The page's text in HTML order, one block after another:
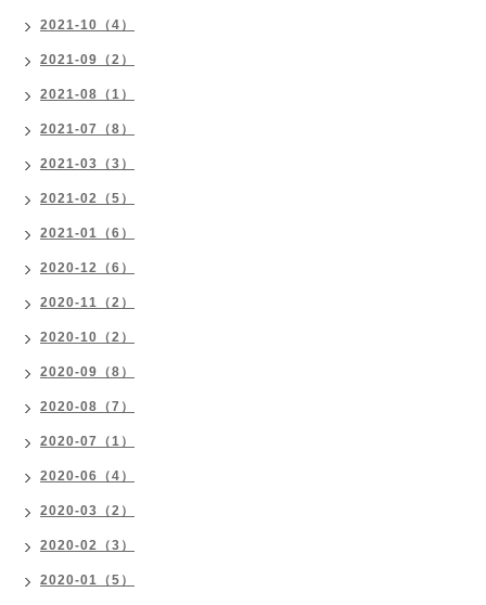
2021-10（4）
2021-09（2）
2021-08（1）
2021-07（8）
2021-03（3）
2021-02（5）
2021-01（6）
2020-12（6）
2020-11（2）
2020-10（2）
2020-09（8）
2020-08（7）
2020-07（1）
2020-06（4）
2020-03（2）
2020-02（3）
2020-01（5）